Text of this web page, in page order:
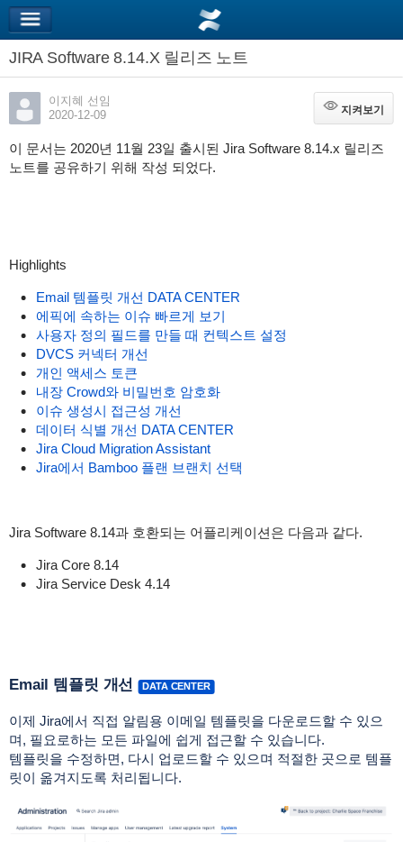
JIRA Software 8.14.X 릴리즈 노트
이지혜 선임
2020-12-09
지켜보기
지켜보기
이 문서는 2020년 11월 23일 출시된 Jira Software 8.14.x 릴리즈
노트를 공유하기 위해 작성 되었다.
Highlights
Email 템플릿 개선 DATA CENTER
에픽에 속하는 이슈 빠르게 보기
사용자 정의 필드를 만들 때 컨텍스트 설정
DVCS 커넥터 개선
개인 액세스 토큰
내장 Crowd와 비밀번호 암호화
이슈 생성시 접근성 개선
데이터 식별 개선 DATA CENTER
Jira Cloud Migration Assistant
Jira에서 Bamboo 플랜 브랜치 선택
Jira Software 8.14과 호환되는 어플리케이션은 다음과 같다.
Jira Core 8.14
Jira Service Desk 4.14
Email 템플릿 개선 DATA CENTER
이제 Jira에서 직접 알림용 이메일 템플릿을 다운로드할 수 있으
며, 필요로하는 모든 파일에 쉽게 접근할 수 있습니다.
템플릿을 수정하면, 다시 업로드할 수 있으며 적절한 곳으로 템플
릿이 옮겨지도록 처리됩니다.